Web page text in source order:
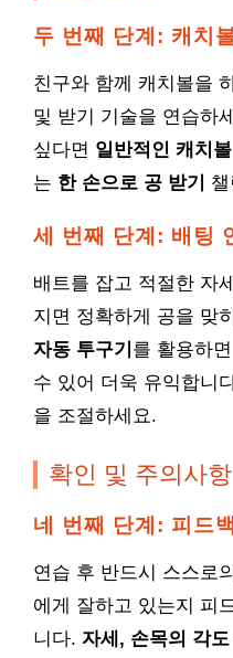
두 번째 단계: 캐치
친구와 함께 캐치볼을
및 받기 기술을 연습하
싶다면 일반적인 캐치볼
는 한 손으로 공 받기
세 번째 단계: 배팅
배트를 잡고 적절한 자
지면 정확하게 공을 맞
자동 투구기 를 활용하
수 있어 더욱 유익합니
을 조절하세요.
확인 및 주의사항
네 번째 단계: 피드
연습 후 반드시 스스로
에게 잘하고 있는지 피
니다. 자세, 손목의 각도